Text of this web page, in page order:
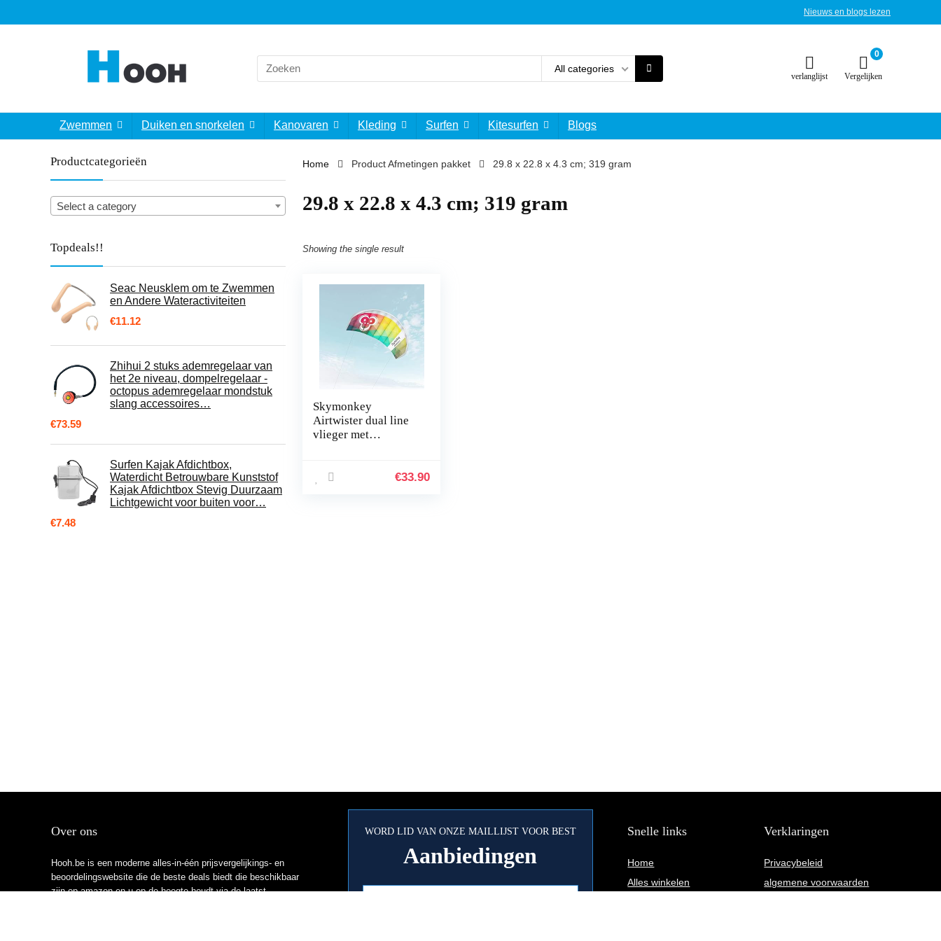
Nieuws en blogs lezen
Search
for:
All categories
verlanglijst
0
Vergelijken
Zwemmen Duiken en snorkelen Kanovaren Kleding Surfen Kitesurfen Blogs
Productcategorieën
Select a category
Topdeals!!
Seac Neusklem om te Zwemmen
en Andere Wateractiviteiten
€11.12
Zhihui 2 stuks ademregelaar van
het 2e niveau, dompelregelaar -
octopus ademregelaar mondstuk
slang accessoires…
€73.59
Surfen Kajak Afdichtbox,
Waterdicht Betrouwbare Kunststof
Kajak Afdichtbox Stevig Duurzaam
Lichtgewicht voor buiten voor…
€7.48
Home Product Afmetingen pakket ‎29.8 x 22.8 x 4.3 cm; 319 gram
‎29.8 x 22.8 x 4.3 cm; 319 gram
Showing the single result
Skymonkey
Airtwister dual line
vlieger met
verschillende maten
€33.90
Over ons
Hooh.be is een moderne alles-in-één prijsvergelijkings- en
beoordelingswebsite die de beste deals biedt die beschikbaar
zijn op amazon en u op de hoogte houdt via de laatst
WORD LID VAN ONZE MAILLIJST VOOR BEST
Aanbiedingen
Snelle links
Home
Alles winkelen
Verklaringen
Privacybeleid
algemene voorwaarden